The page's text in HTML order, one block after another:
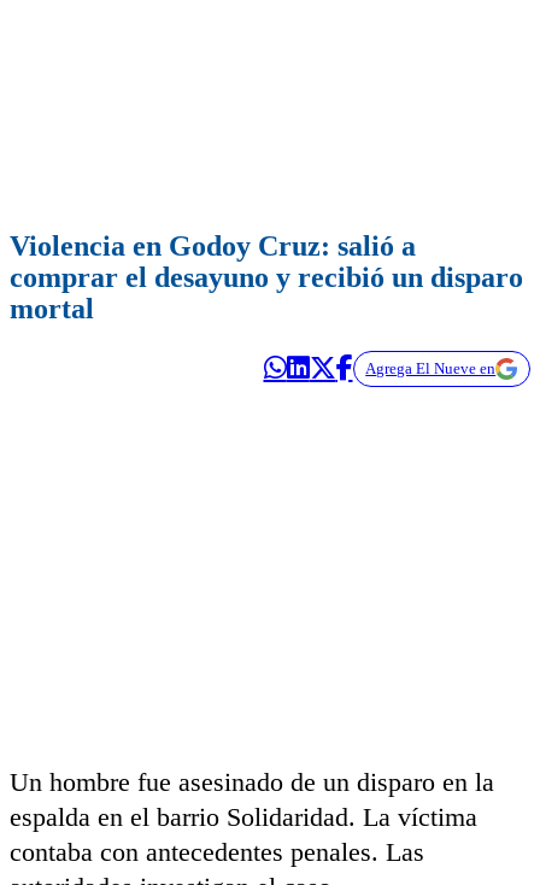
Violencia en Godoy Cruz: salió a
comprar el desayuno y recibió un disparo
mortal
Agrega El Nueve en
Un hombre fue asesinado de un disparo en la
espalda en el barrio Solidaridad. La víctima
contaba con antecedentes penales. Las